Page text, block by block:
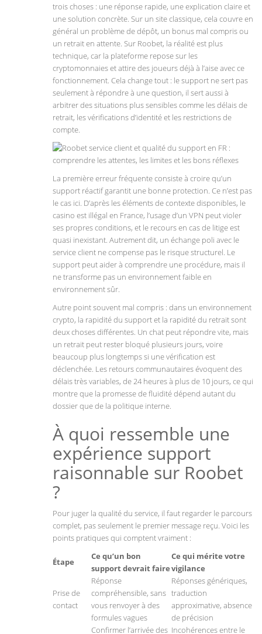
trois choses : une réponse rapide, une explication claire et
une solution concrète. Sur un site classique, cela couvre en
général un problème de dépôt, un bonus mal compris ou
un retrait en attente. Sur Roobet, la réalité est plus
technique, car la plateforme repose sur les
cryptomonnaies et attire des joueurs déjà à l’aise avec ce
fonctionnement. Cela change tout : le support ne sert pas
seulement à répondre à une question, il sert aussi à
arbitrer des situations plus sensibles comme les délais de
retrait, les vérifications d’identité et les restrictions de
compte.
La première erreur fréquente consiste à croire qu’un
support réactif garantit une bonne protection. Ce n’est pas
le cas ici. D’après les éléments de contexte disponibles, le
casino est illégal en France, l’usage d’un VPN peut violer
ses propres conditions, et le recours en cas de litige est
quasi inexistant. Autrement dit, un échange poli avec le
service client ne compense pas le risque structurel. Le
support peut aider à comprendre une procédure, mais il
ne transforme pas un environnement faible en
environnement sûr.
Autre point souvent mal compris : dans un environnement
crypto, la rapidité du support et la rapidité du retrait sont
deux choses différentes. Un chat peut répondre vite, mais
un retrait peut rester bloqué plusieurs jours, voire
beaucoup plus longtemps si une vérification est
déclenchée. Les retours communautaires évoquent des
délais très variables, de 24 heures à plus de 10 jours, ce qui
montre que la promesse de fluidité dépend autant du
dossier que de la politique interne.
À quoi ressemble une
expérience support
raisonnable sur Roobet
?
Pour juger la qualité du service, il faut regarder le parcours
complet, pas seulement le premier message reçu. Voici les
points pratiques qui comptent vraiment :
Étape
Ce qu’un bon
support devrait faire
Ce qui mérite votre
vigilance
Prise de
contact
Réponse
compréhensible, sans
vous renvoyer à des
formules vagues
Réponses génériques,
traduction
approximative, absence
de précision
Confirmer l’arrivée des Incohérences entre le